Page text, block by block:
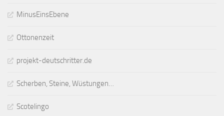
MinusEinsEbene
Ottonenzeit
projekt-deutschritter.de
Scherben, Steine, Wüstungen…
Scotelingo